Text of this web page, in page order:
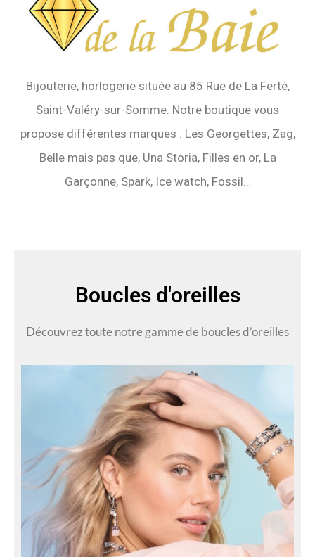
Bijouterie, horlogerie située au 85 Rue de La Ferté,
Saint-Valéry-sur-Somme. Notre boutique vous
propose différentes marques : Les Georgettes, Zag,
Belle mais pas que, Una Storia, Filles en or, La
Garçonne, Spark, Ice watch, Fossil…
Boucles d'oreilles
Découvrez toute notre gamme de boucles d’oreilles